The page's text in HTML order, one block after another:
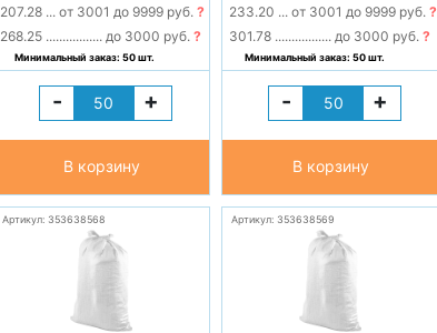
207.28 ... от 3001 до 9999 руб. ?
268.25 ................. до 3000 руб. ?
Минимальный заказ: 50 шт.
- +
В корзину
233.20 ... от 3001 до 9999 руб.?
301.78 ................. до 3000 руб.?
Минимальный заказ: 50 шт.
- +
В корзину
Артикул: 353638568 Артикул: 353638569